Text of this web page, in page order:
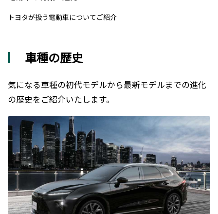
トヨタが扱う電動車についてご紹介
車種の歴史
気になる車種の初代モデルから最新モデルまでの進化
の歴史をご紹介いたします。